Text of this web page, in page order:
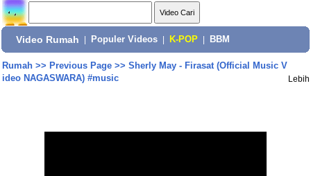
Video Rumah Populer Videos K-POP BBM
Rumah>> Previous Page>> Sherly May - Firasat (Official Music V
ideo NAGASWARA) #music
Lebih